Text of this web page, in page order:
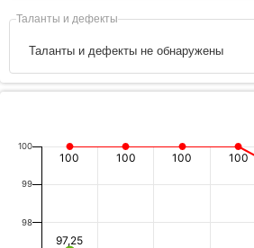
Таланты и дефекты
Таланты и дефекты не обнаружены
97,25
100 100 100 100
98
99
100